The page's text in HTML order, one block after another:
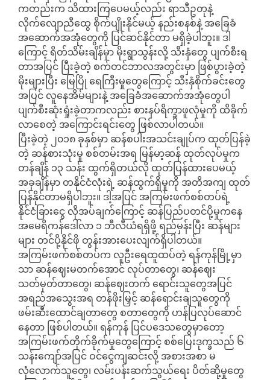
ကတည်းက သိထားကြပေမယ့်လည်း ရာသီဥတုနဲ့
လိုက်လျောညီထွေ စိုက်ပျိုးနိုင်မယ့် နည်းစနစ်နဲ့ အခြေခံ
အဆောက်အအုံတွေကို ပြင်ဆင်နိုင်တာ မရှိခဲ့ပါဘူး။ ဒါ
ကြောင့် ရိတ်သိမ်းချိန်မှာ မိုးရွာသွန်းလို့ သီးနှံတွေ ပျက်စီးရ
တာအပြင် ပြီးခဲ့တဲ့ စက်တင်ဘာလအတွင်းမှာ ဖြစ်ပွားခဲ့တဲ့
မိုးများပြီး မြေပြို ရေကြီးမှုတွေကြောင့် သီးနှံစိုက်ခင်းတွေ
အပြင် လူနေအိမ်များနဲ့ အခြေခံအဆောက်အအုံတွေပါ
ပျက်စီးဆုံးရှုံးခဲ့တာကလည်း စားနပ်ရိက္ခာဖူလုံမှုကို ထိခိုက်
လာစေတဲ့ အကြောင်းရင်းတွေ ဖြစ်လာပါတယ်။
ပြီးခဲ့တဲ့ ၂၀၁၈ ခုနှစ်မှာ ဆန်စပါးအသင်းချုပ်က ထုတ်ပြန်ခဲ့
တဲ့ ဆန်စားသုံးမှု စစ်တမ်းအရ မြန်မာ့ဆန် ထုတ်လုပ်မှုက
တန်ချိန် ၁၃ သန်း ထွက်ရှိတယ်လို ထုတ်ပြန်ထားပေမယ့်
အခုချိန်မှာ တနိုင်ငံလုံးရဲ့ ဆန်ထွက်ရှိမှုကို အတိအကျ ထုတ်
ပြန်နိုင်တာမရှိပါဘူး။ ဒါ့အပြင် အကြမ်းဖက်စစ်တပ်ရဲ့
နိုင်ငံခြားငွေ လိုအပ်ချက်ကြောင့် ဆန်ပြည်ပတင်ပို့မှုကနေ
အမေရိကန်ဒေါ်လာ ၁ ဘီလီယံရရှိဖို့ ရည်မှန်းပြီး ဆန်များ
များ တင်ပို့နိုင်ဖို တွန်းအားပေးလျက်ရှိပါတယ်။
အကြမ်းဖက်စစ်တပ်က လူဦးရေထူထပ်တဲ့ ရန်ကုန်မြို့မှာ
သာ ဆန်ဈေးမတက်အောင် လုပ်တာတွေ၊ ဆန်ဈေး
သတ်မှတ်တာတွေ၊ ဆန်ဈေးတက် ရောင်းသူတွေအပြင်
အရည်အသွေးအရ တန်ဖိုးမြှင့် ဆန်ရောင်းချသူတွေကို
ဖမ်းဆီးထောင်ချတာတွေ စတာတွေကို ဟန်ပြလုပ်ဆောင်
နေတာ ဖြစ်ပါတယ်။ ရန်ကုန် ပြင်ပဒေသတွေမှာတော့
အကြမ်းဖက်တိုက်ခိုက်မှုတွေကြောင့် စစ်ပြေးဒုက္ခသည် ၆
သန်းကျော်အပြင် ဝင်ငွေကျဆင်းလို့ အစားအစာ မ
လုံလောက်သူတွေ၊ လမ်းပန်းဆက်သွယ်ရေး ပိတ်ဆို့မှုတွေ